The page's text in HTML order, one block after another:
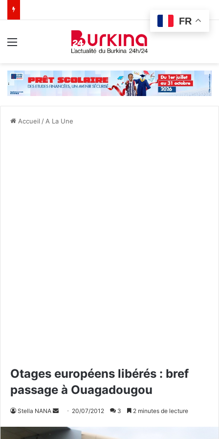
Accueil / A La Une
Otages européens libérés : bref
passage à Ouagadougou
Stella NANA
v
20/07/2012 3 2 minutes de lecture
FR